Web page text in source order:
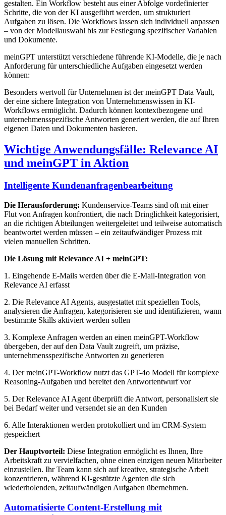
gestalten. Ein Workflow besteht aus einer Abfolge vordefinierter
Schritte, die von der KI ausgeführt werden, um strukturiert
Aufgaben zu lösen. Die Workflows lassen sich individuell anpassen
– von der Modellauswahl bis zur Festlegung spezifischer Variablen
und Dokumente.
meinGPT unterstützt verschiedene führende KI-Modelle, die je nach
Anforderung für unterschiedliche Aufgaben eingesetzt werden
können:
Besonders wertvoll für Unternehmen ist der meinGPT Data Vault,
der eine sichere Integration von Unternehmenswissen in KI-
Workflows ermöglicht. Dadurch können kontextbezogene und
unternehmensspezifische Antworten generiert werden, die auf Ihren
eigenen Daten und Dokumenten basieren.
Wichtige Anwendungsfälle: Relevance AI
und meinGPT in Aktion
Intelligente Kundenanfragenbearbeitung
Die Herausforderung: Kundenservice-Teams sind oft mit einer
Flut von Anfragen konfrontiert, die nach Dringlichkeit kategorisiert,
an die richtigen Abteilungen weitergeleitet und teilweise automatisch
beantwortet werden müssen – ein zeitaufwändiger Prozess mit
vielen manuellen Schritten.
Die Lösung mit Relevance AI + meinGPT:
1. Eingehende E-Mails werden über die E-Mail-Integration von
Relevance AI erfasst
2. Die Relevance AI Agents, ausgestattet mit speziellen Tools,
analysieren die Anfragen, kategorisieren sie und identifizieren, wann
bestimmte Skills aktiviert werden sollen
3. Komplexe Anfragen werden an einen meinGPT-Workflow
übergeben, der auf den Data Vault zugreift, um präzise,
unternehmensspezifische Antworten zu generieren
4. Der meinGPT-Workflow nutzt das GPT-4o Modell für komplexe
Reasoning-Aufgaben und bereitet den Antwortentwurf vor
5. Der Relevance AI Agent überprüft die Antwort, personalisiert sie
bei Bedarf weiter und versendet sie an den Kunden
6. Alle Interaktionen werden protokolliert und im CRM-System
gespeichert
Der Hauptvorteil: Diese Integration ermöglicht es Ihnen, Ihre
Arbeitskraft zu vervielfachen, ohne einen einzigen neuen Mitarbeiter
einzustellen. Ihr Team kann sich auf kreative, strategische Arbeit
konzentrieren, während KI-gestützte Agenten die sich
wiederholenden, zeitaufwändigen Aufgaben übernehmen.
Automatisierte Content-Erstellung mit